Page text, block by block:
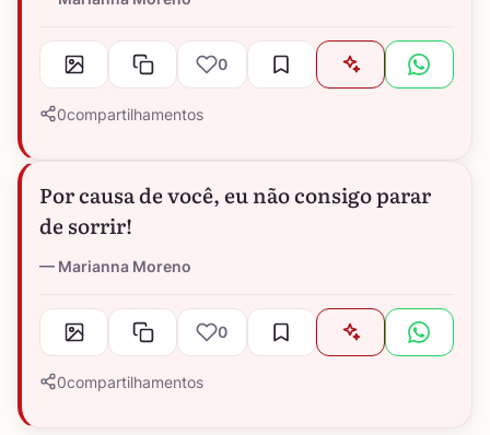
0
0compartilhamentos
Por causa de você, eu não consigo parar
de sorrir!
Marianna Moreno
0
0compartilhamentos